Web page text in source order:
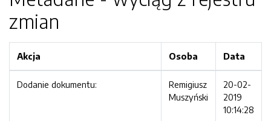
zmian
Akcja Osoba Data
Dodanie dokumentu:
Remigiusz
Muszyński
20-02-
2019
10:14:28